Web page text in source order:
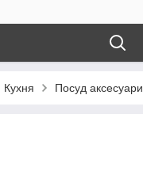
Кухня Посуд аксесуари